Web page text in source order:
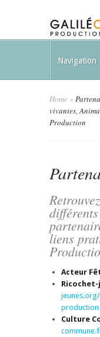
Navigation
Home »
vivantes,
Production
liens
Acteur
production
Culture